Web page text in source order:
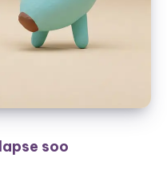
soo